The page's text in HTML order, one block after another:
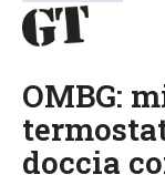
OMBG:
doccia